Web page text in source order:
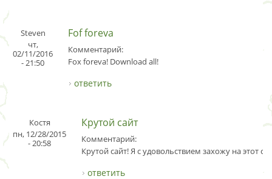
Steven
чт,
02/11/2016
- 21:50
Fof foreva
Комментарий:
Fox foreva! Download all!
ответить
Костя
пн, 12/28/2015
- 20:58
Крутой сайт
Комментарий:
Крутой сайт! Я с удовольствием захожу на этот
ответить